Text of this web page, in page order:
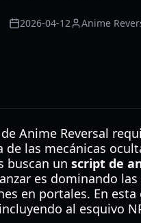
2026-04-12 Anime
Anime Reversal
las mecánicas
buscan un script de
es dominando
en portales. En
al esquivo